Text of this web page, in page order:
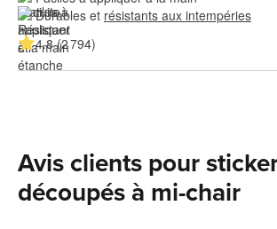
Durables et résistants aux intempéries
4.8 (2 794)
Avis clients pour
découpés à mi-chair